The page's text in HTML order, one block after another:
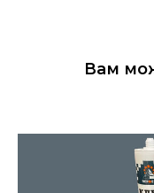
Вам